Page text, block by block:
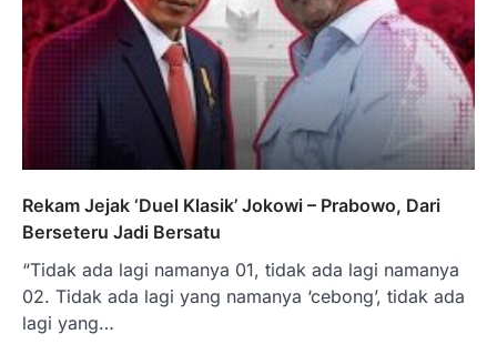
Rekam Jejak ‘Duel Klasik’ Jokowi – Prabowo, Dari
Berseteru Jadi Bersatu
“Tidak ada lagi namanya 01, tidak ada lagi namanya
02. Tidak ada lagi yang namanya ‘cebong’, tidak ada
lagi yang…